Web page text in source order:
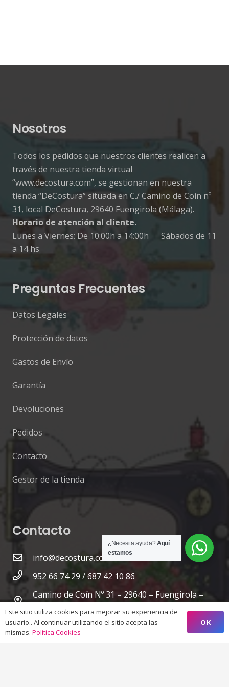
Nosotros
Todos los pedidos que nuestros clientes realicen a
través de nuestra tienda virtual
“www.decostura.com”, se gestionan en nuestra
tienda “DeCostura” situada en C./ Camino de Coín nº
31, local DeCostura, 29640 Fuengirola (Málaga).
Horario de atención al cliente.
Lunes a Viernes: De 10:00h a 14:00h Sábados de 11
a 14 hs
Preguntas Frecuentes
Datos Legales
Protección de datos
Gastos de Envío
Garantía
Devoluciones
Pedidos
Contacto
Gestor de la tienda
Contacto
info@decostura.com
952 66 74 29 / 687 42 10 86
Camino de Coín Nº 31 – 29640 – Fuengirola –
Málaga
¿Necesita ayuda?Aquí
estamos
Este sitio utiliza cookies para mejorar su experiencia de
usuario.. Al continuar utilizando el sitio acepta las
mismas. Politica Cookies
OK